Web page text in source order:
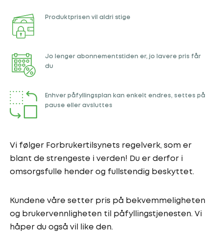
Produktprisen vil aldri stige
Jo lenger abonnementstiden er, jo lavere pris får
du
Enhver påfyllingsplan kan enkelt endres, settes på
pause eller avsluttes
Vi følger Forbrukertilsynets regelverk, som er
blant de strengeste i verden! Du er derfor i
omsorgsfulle hender og fullstendig beskyttet.
Kundene våre setter pris på bekvemmeligheten
og brukervennligheten til påfyllingstjenesten. Vi
håper du også vil like den.